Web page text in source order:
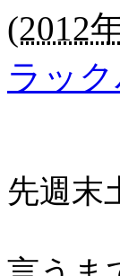
(2012
ラッ
先週末